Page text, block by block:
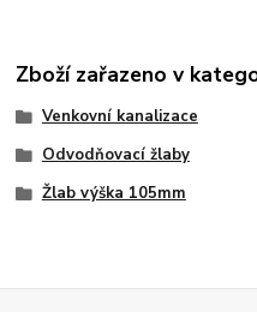
Zboží zařazeno v
Venkovní kanalizace
Odvodňovací žlaby
Žlab výška 105mm